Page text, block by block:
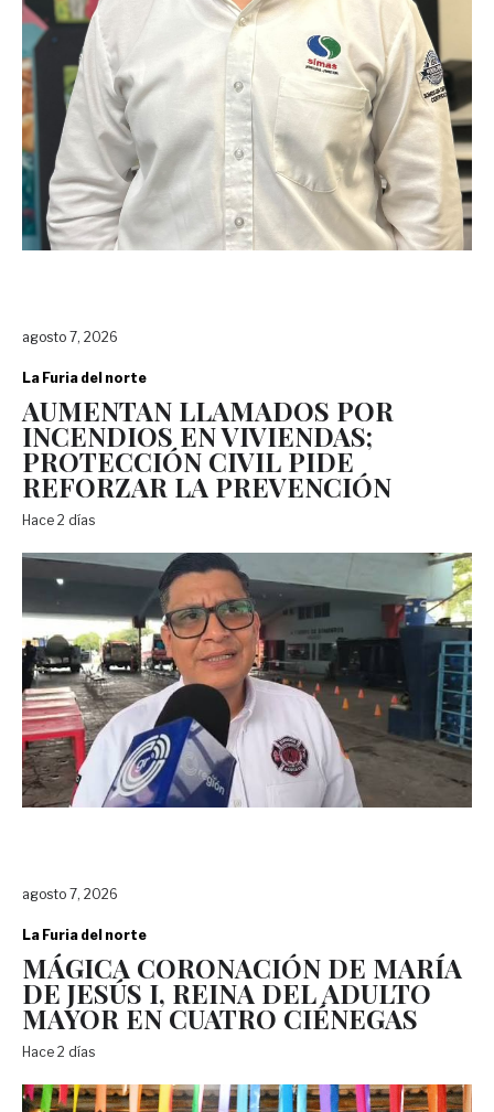
agosto 7, 2026
La Furia del norte
AUMENTAN LLAMADOS POR
INCENDIOS EN VIVIENDAS;
PROTECCIÓN CIVIL PIDE
REFORZAR LA PREVENCIÓN
Hace 2 días
agosto 7, 2026
La Furia del norte
MÁGICA CORONACIÓN DE MARÍA
DE JESÚS I, REINA DEL ADULTO
MAYOR EN CUATRO CIÉNEGAS
Hace 2 días